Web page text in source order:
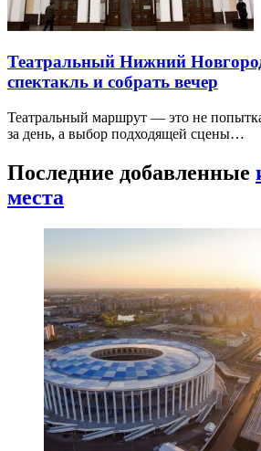
Театральный Нижний
спектакль и собрать вечер
Театральный маршрут — это не
за день, а выбор подходящей сцены…
Последние добавленные
места